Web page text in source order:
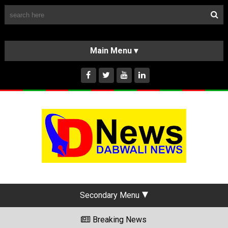
HOME
ABOUT US
INSTAGRAM
Secondary Menu
Breaking News